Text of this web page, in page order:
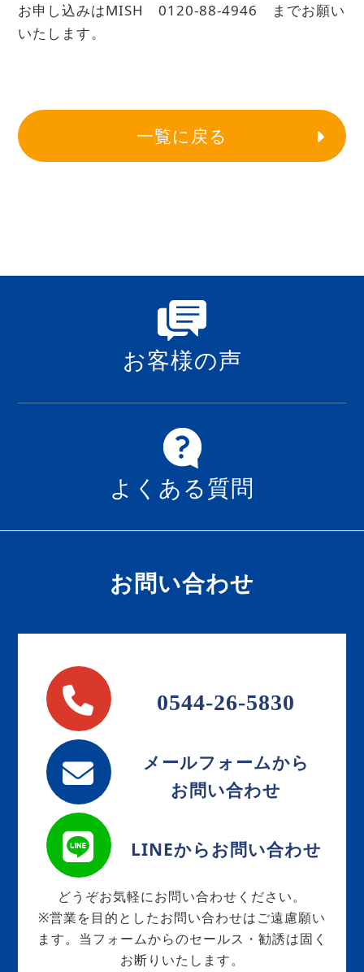
お申し込みはMISH 0120-88-4946 までお願い
いたします。
一覧に戻る
お客様の声
よくある質問
お問い合わせ
0544-26-5830
メールフォームから
お問い合わせ
LINEからお問い合わせ
どうぞお気軽にお問い合わせください。
※営業を目的としたお問い合わせはご遠慮願い
ます。当フォームからのセールス・勧誘は固く
お断りいたします。